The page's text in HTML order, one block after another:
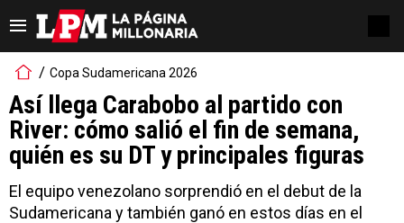
Copa Sudamericana 2026
Así llega Carabobo al partido con
River: cómo salió el fin de semana,
quién es su DT y principales figuras
El equipo venezolano sorprendió en el debut de la
Sudamericana y también ganó en estos días en el